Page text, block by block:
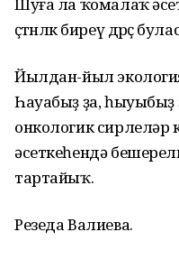
өҫтөнлөк биреү дөрөҫ
Йылдан-йыл
Һауабыҙ ҙа, һыуыбыҙ
онкологик сирлеләр
әсеткеһендә
тартайыҡ.
Резеда Валиева.